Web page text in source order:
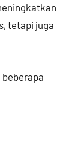
tetapi juga